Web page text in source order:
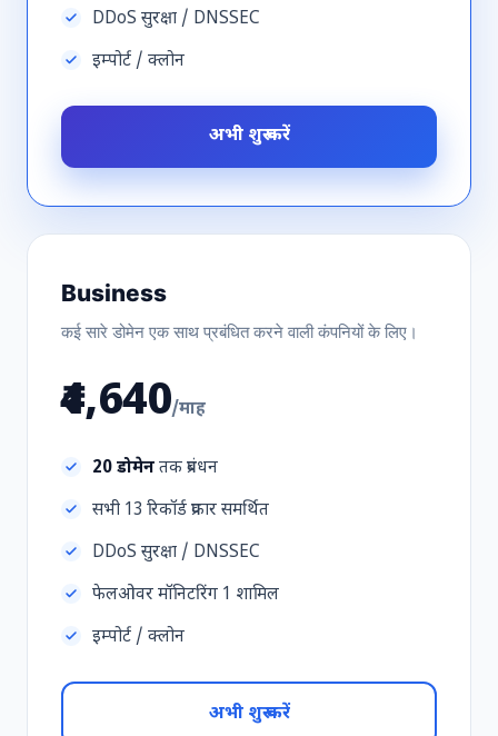
DDoS सुरक्षा / DNSSEC
इम्पोर्ट / क्लोन
अभी शुरू करें
Business
कई सारे डोमेन एक साथ प्रबंधित करने वाली कंपनियों के लिए।
₹4,640/माह
20 डोमेन तक प्रबंधन
सभी 13 रिकॉर्ड प्रकार समर्थित
DDoS सुरक्षा / DNSSEC
फेलओवर मॉनिटरिंग 1 शामिल
इम्पोर्ट / क्लोन
अभी शुरू करें